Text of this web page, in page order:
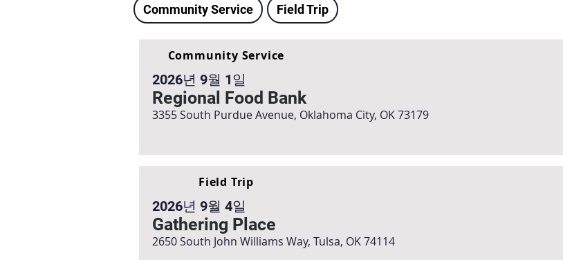
Community Service Field Trip
Community Service
2026년 9월 1일
Regional Food Bank
3355 South Purdue Avenue, Oklahoma City, OK 73179
Field Trip
2026년 9월 4일
Gathering Place
2650 South John Williams Way, Tulsa, OK 74114